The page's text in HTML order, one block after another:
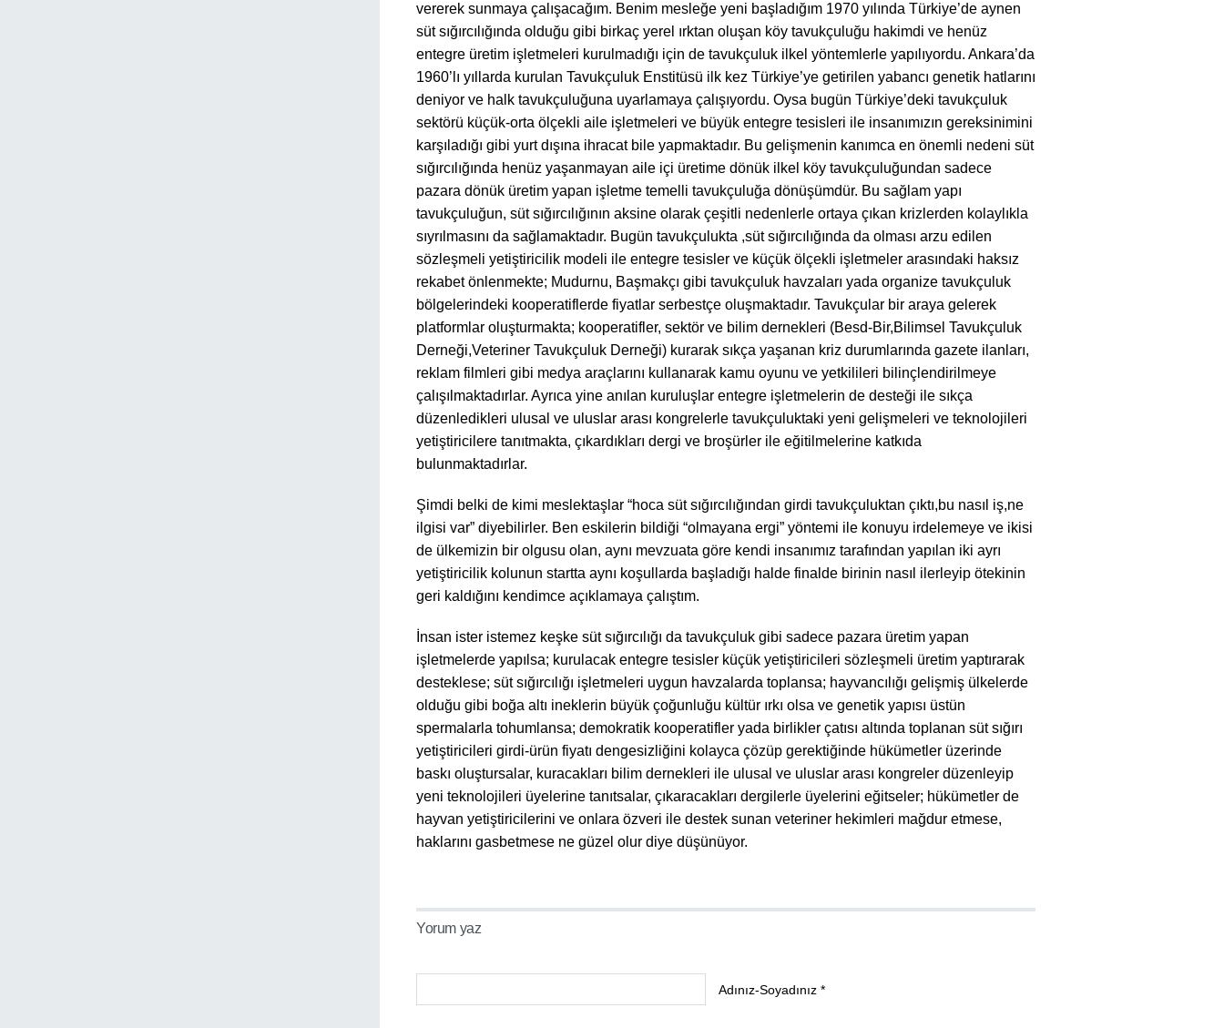
vererek sunmaya çalışacağım. Benim mesleğe yeni başladığım 1970 yılında Türkiye’de aynen
süt sığırcılığında olduğu gibi birkaç yerel ırktan oluşan köy tavukçuluğu hakimdi ve henüz
entegre üretim işletmeleri kurulmadığı için de tavukçuluk ilkel yöntemlerle yapılıyordu. Ankara’da
1960’lı yıllarda kurulan Tavukçuluk Enstitüsü ilk kez Türkiye’ye getirilen yabancı genetik hatlarını
deniyor ve halk tavukçuluğuna uyarlamaya çalışıyordu. Oysa bugün Türkiye’deki tavukçuluk
sektörü küçük-orta ölçekli aile işletmeleri ve büyük entegre tesisleri ile insanımızın gereksinimini
karşıladığı gibi yurt dışına ihracat bile yapmaktadır. Bu gelişmenin kanımca en önemli nedeni süt
sığırcılığında henüz yaşanmayan aile içi üretime dönük ilkel köy tavukçuluğundan sadece
pazara dönük üretim yapan işletme temelli tavukçuluğa dönüşümdür. Bu sağlam yapı
tavukçuluğun, süt sığırcılığının aksine olarak çeşitli nedenlerle ortaya çıkan krizlerden kolaylıkla
sıyrılmasını da sağlamaktadır. Bugün tavukçulukta ,süt sığırcılığında da olması arzu edilen
sözleşmeli yetiştiricilik modeli ile entegre tesisler ve küçük ölçekli işletmeler arasındaki haksız
rekabet önlenmekte; Mudurnu, Başmakçı gibi tavukçuluk havzaları yada organize tavukçuluk
bölgelerindeki kooperatiflerde fiyatlar serbestçe oluşmaktadır. Tavukçular bir araya gelerek
platformlar oluşturmakta; kooperatifler, sektör ve bilim dernekleri (Besd-Bir,Bilimsel Tavukçuluk
Derneği,Veteriner Tavukçuluk Derneği) kurarak sıkça yaşanan kriz durumlarında gazete ilanları,
reklam filmleri gibi medya araçlarını kullanarak kamu oyunu ve yetkilileri bilinçlendirilmeye
çalışılmaktadırlar. Ayrıca yine anılan kuruluşlar entegre işletmelerin de desteği ile sıkça
düzenledikleri ulusal ve uluslar arası kongrelerle tavukçuluktaki yeni gelişmeleri ve teknolojileri
yetiştiricilere tanıtmakta, çıkardıkları dergi ve broşürler ile eğitilmelerine katkıda
bulunmaktadırlar.
Şimdi belki de kimi meslektaşlar “hoca süt sığırcılığından girdi tavukçuluktan çıktı,bu nasıl iş,ne
ilgisi var” diyebilirler. Ben eskilerin bildiği “olmayana ergi” yöntemi ile konuyu irdelemeye ve ikisi
de ülkemizin bir olgusu olan, aynı mevzuata göre kendi insanımız tarafından yapılan iki ayrı
yetiştiricilik kolunun startta aynı koşullarda başladığı halde finalde birinin nasıl ilerleyip ötekinin
geri kaldığını kendimce açıklamaya çalıştım.
İnsan ister istemez keşke süt sığırcılığı da tavukçuluk gibi sadece pazara üretim yapan
işletmelerde yapılsa; kurulacak entegre tesisler küçük yetiştiricileri sözleşmeli üretim yaptırarak
desteklese; süt sığırcılığı işletmeleri uygun havzalarda toplansa; hayvancılığı gelişmiş ülkelerde
olduğu gibi boğa altı ineklerin büyük çoğunluğu kültür ırkı olsa ve genetik yapısı üstün
spermalarla tohumlansa; demokratik kooperatifler yada birlikler çatısı altında toplanan süt sığırı
yetiştiricileri girdi-ürün fiyatı dengesizliğini kolayca çözüp gerektiğinde hükümetler üzerinde
baskı oluştursalar, kuracakları bilim dernekleri ile ulusal ve uluslar arası kongreler düzenleyip
yeni teknolojileri üyelerine tanıtsalar, çıkaracakları dergilerle üyelerini eğitseler; hükümetler de
hayvan yetiştiricilerini ve onlara özveri ile destek sunan veteriner hekimleri mağdur etmese,
haklarını gasbetmese ne güzel olur diye düşünüyor.
Yorum yaz
Adınız-Soyadınız *